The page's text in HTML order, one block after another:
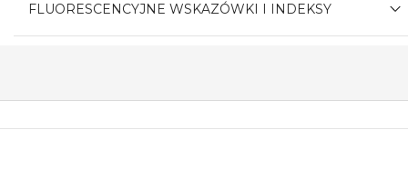
FLUORESCENCYJNE WSKAZÓWKI I INDEKSY